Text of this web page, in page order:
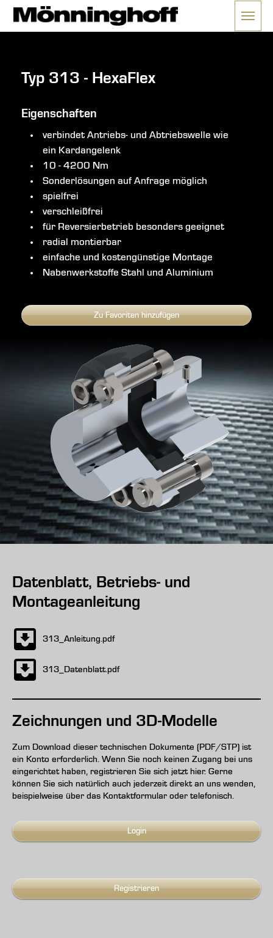
Menü
Typ 313 - HexaFlex
Eigenschaften
verbindet Antriebs- und Abtriebswelle wie
ein Kardangelenk
10 - 4200 Nm
Sonderlösungen auf Anfrage möglich
spielfrei
verschleißfrei
für Reversierbetrieb besonders geeignet
radial montierbar
einfache und kostengünstige Montage
Nabenwerkstoffe Stahl und Aluminium
Zu Favoriten hinzufügen
Datenblatt, Betriebs- und
Montageanleitung
313_Anleitung.pdf
313_Datenblatt.pdf
Zeichnungen und 3D-Modelle
Zum Download dieser technischen Dokumente (PDF/STP) ist
ein Konto erforderlich. Wenn Sie noch keinen Zugang bei uns
eingerichtet haben, registrieren Sie sich jetzt hier. Gerne
können Sie sich natürlich auch jederzeit direkt an uns wenden,
beispielweise über das Kontaktformular oder telefonisch.
Login
Registrieren